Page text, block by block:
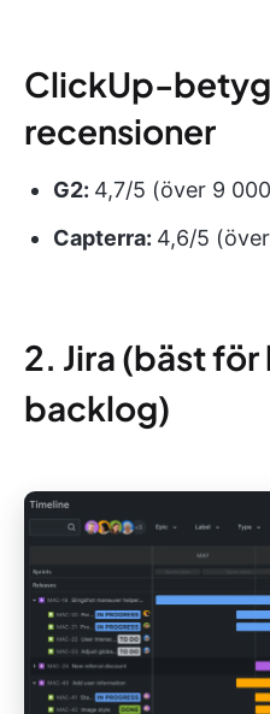
ClickUp-
recensioner
G2: 4,7/5 (över 9
Capterra: 4,6/5
2. Jira (bäst
backlog)